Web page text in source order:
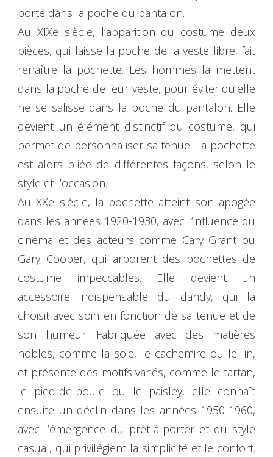
porté dans la poche du pantalon.
Au XIXe siècle, l’apparition du costume deux
pièces, qui laisse la poche de la veste libre, fait
renaître la pochette. Les hommes la mettent
dans la poche de leur veste, pour éviter qu’elle
ne se salisse dans la poche du pantalon. Elle
devient un élément distinctif du costume, qui
permet de personnaliser sa tenue. La pochette
est alors pliée de différentes façons, selon le
style et l’occasion.
Au XXe siècle, la pochette atteint son apogée
dans les années 1920-1930, avec l’influence du
cinéma et des acteurs comme Cary Grant ou
Gary Cooper, qui arborent des pochettes de
costume impeccables. Elle devient un
accessoire indispensable du dandy, qui la
choisit avec soin en fonction de sa tenue et de
son humeur. Fabriquée avec des matières
nobles, comme la soie, le cachemire ou le lin,
et présente des motifs variés, comme le tartan,
le pied-de-poule ou le paisley, elle connaît
ensuite un déclin dans les années 1950-1960,
avec l’émergence du prêt-à-porter et du style
casual, qui privilégient la simplicité et le confort.